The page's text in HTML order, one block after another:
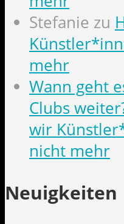
Stefanie zu
mehr
Wann geht
Clubs
wir
nicht mehr
Neuigkeiten